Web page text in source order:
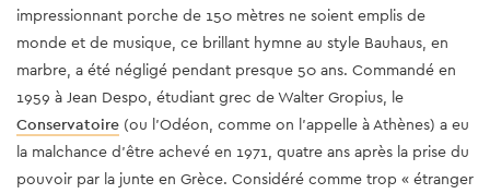
impressionnant porche de 150 mètres ne soient emplis de
monde et de musique, ce brillant hymne au style Bauhaus, en
marbre, a été négligé pendant presque 50 ans. Commandé en
1959 à Jean Despo, étudiant grec de Walter Gropius, le
Conservatoire (ou l'Odéon, comme on l'appelle à Athènes) a eu
la malchance d'être achevé en 1971, quatre ans après la prise du
pouvoir par la junte en Grèce. Considéré comme trop « étranger